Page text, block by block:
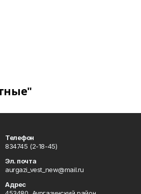
Телефон
834745 (2-18-45)
Эл. почта
aurgazi_vest_new@mail.ru
Адрес